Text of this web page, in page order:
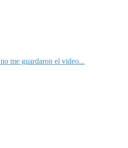
me guardaron el video...